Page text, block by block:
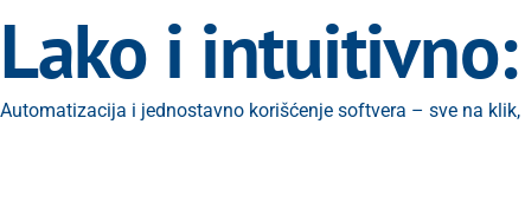
Lako i intuitivno:
Automatizacija i jednostavno korišćenje softvera – sve na